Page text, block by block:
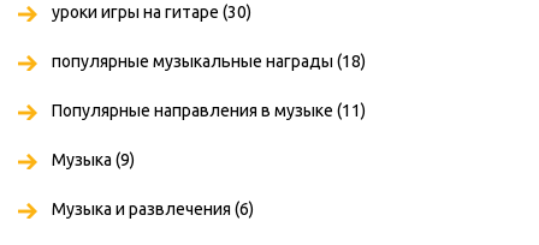
уроки игры на гитаре (30)
популярные музыкальные награды (18)
Популярные направления в музыке (11)
Музыка (9)
Музыка и развлечения (6)